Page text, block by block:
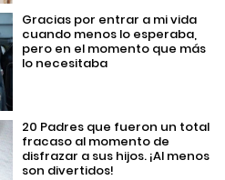
Gracias por entrar a mi vida
cuando menos lo esperaba,
pero en el momento que más
lo necesitaba
20 Padres que fueron un total
fracaso al momento de
disfrazar a sus hijos. ¡Al menos
son divertidos!